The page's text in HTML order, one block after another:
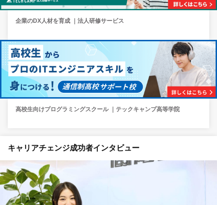
企業のDX人材を育成 ｜法人研修サービス
高校生向けプログラミングスクール ｜テックキャンプ高等学院
キャリアチェンジ成功者インタビュー